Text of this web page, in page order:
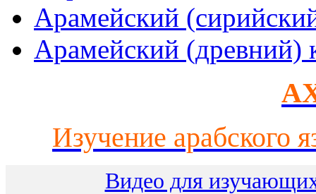
Арамейский
Арамейский (древний)
Изучение арабского
Видео для